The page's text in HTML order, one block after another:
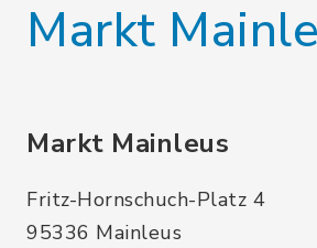
Markt
Markt Mainleus
Fritz-Hornschuch-Platz 4
95336 Mainleus